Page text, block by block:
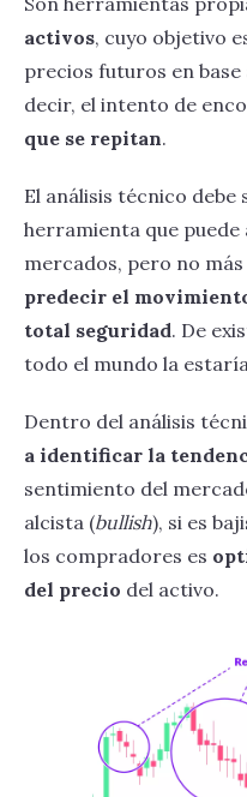
activos, cuyo objetivo
precios futuros en
decir, el intento de
que se repitan.
El análisis técnico
herramienta que
mercados, pero no más
predecir el
total seguridad. De
todo el mundo la
Dentro del análisis
a identificar la
sentimiento del
alcista (bullish), si es
los compradores es
del precio del activo.